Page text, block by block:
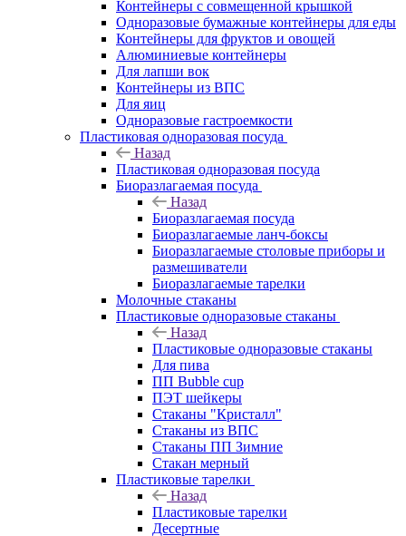
Контейнеры с совмещенной крышкой
Одноразовые бумажные контейнеры для еды
Контейнеры для фруктов и овощей
Алюминиевые контейнеры
Для лапши вок
Контейнеры из ВПС
Для яиц
Одноразовые гастроемкости
Пластиковая одноразовая посуда
Назад
Пластиковая одноразовая посуда
Биоразлагаемая посуда
Назад
Биоразлагаемая посуда
Биоразлагаемые ланч-боксы
Биоразлагаемые столовые приборы и
размешиватели
Биоразлагаемые тарелки
Молочные стаканы
Пластиковые одноразовые стаканы
Назад
Пластиковые одноразовые стаканы
Для пива
ПП Bubble cup
ПЭТ шейкеры
Стаканы "Кристалл"
Стаканы из ВПС
Стаканы ПП Зимние
Стакан мерный
Пластиковые тарелки
Назад
Пластиковые тарелки
Десертные